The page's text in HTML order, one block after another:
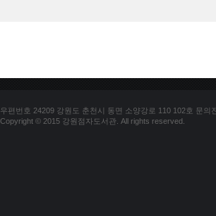
우편번호 24209 강원도 춘천시 동면 소양강로 110 102호 문의
Copyright © 2015 강원점자도서관. All rights reserved.